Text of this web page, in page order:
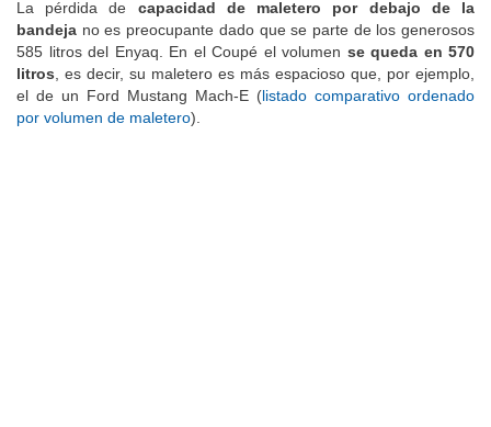
La pérdida de capacidad de maletero por debajo de la
bandeja no es preocupante dado que se parte de los generosos
585 litros del Enyaq. En el Coupé el volumen se queda en 570
litros, es decir, su maletero es más espacioso que, por ejemplo,
el de un Ford Mustang Mach-E (listado comparativo ordenado
por volumen de maletero).